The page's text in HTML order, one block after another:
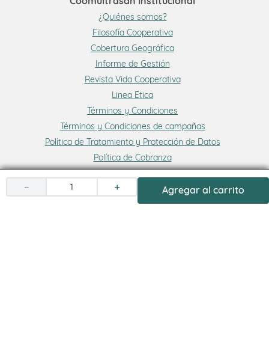
＋
－ Agregar al carrito
¿Quiénes somos?
Filosofía Cooperativa
Cobertura Geográfica
Informe de Gestión
Revista Vida Cooperativa
Linea Ética
Términos y Condiciones
Términos y Condiciones de campañas
Política de Tratamiento y Protección de Datos
Política de Cobranza